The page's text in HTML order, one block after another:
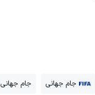
جام جهانی جام جهانی 2026